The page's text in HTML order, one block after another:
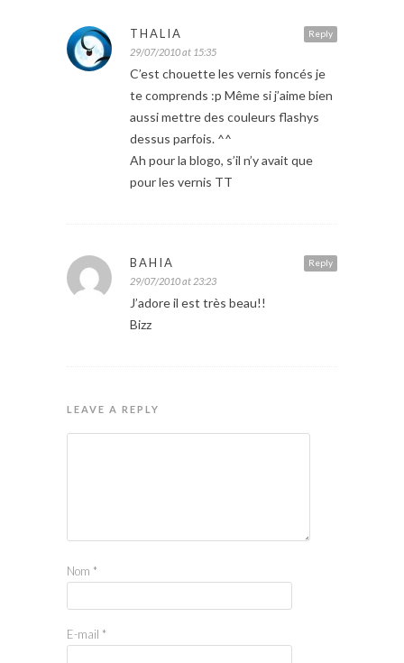
Reply
THALIA
29/07/2010 at 15:35
C’est chouette les vernis foncés je
te comprends :p Même si j’aime bien
aussi mettre des couleurs flashys
dessus parfois. ^^
Ah pour la blogo, s’il n’y avait que
pour les vernis TT
Reply
BAHIA
29/07/2010 at 23:23
J’adore il est très beau!!
Bizz
LEAVE A REPLY
Nom *
E-mail *